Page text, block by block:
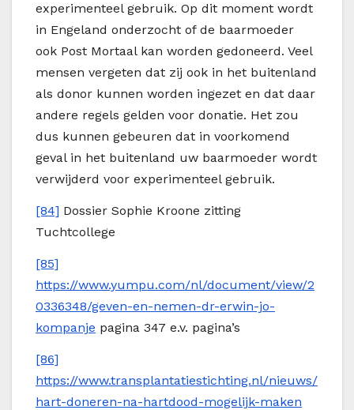
experimenteel gebruik. Op dit moment wordt
in Engeland onderzocht of de baarmoeder
ook Post Mortaal kan worden gedoneerd. Veel
mensen vergeten dat zij ook in het buitenland
als donor kunnen worden ingezet en dat daar
andere regels gelden voor donatie. Het zou
dus kunnen gebeuren dat in voorkomend
geval in het buitenland uw baarmoeder wordt
verwijderd voor experimenteel gebruik.
[84] Dossier Sophie Kroone zitting
Tuchtcollege
[85]
https://www.yumpu.com/nl/document/view/2
0336348/geven-en-nemen-dr-erwin-jo-
kompanje pagina 347 e.v. pagina’s
[86]
https://www.transplantatiestichting.nl/nieuws/
hart-doneren-na-hartdood-mogelijk-maken